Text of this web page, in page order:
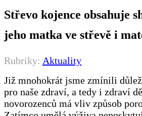
Střevo kojence obsahuje
jeho matka ve střevě i
Rubriky: Aktuality
Již mnohokrát jsme zmínili
pro naše zdraví, a tedy i zdraví
novorozenců má vliv způsob